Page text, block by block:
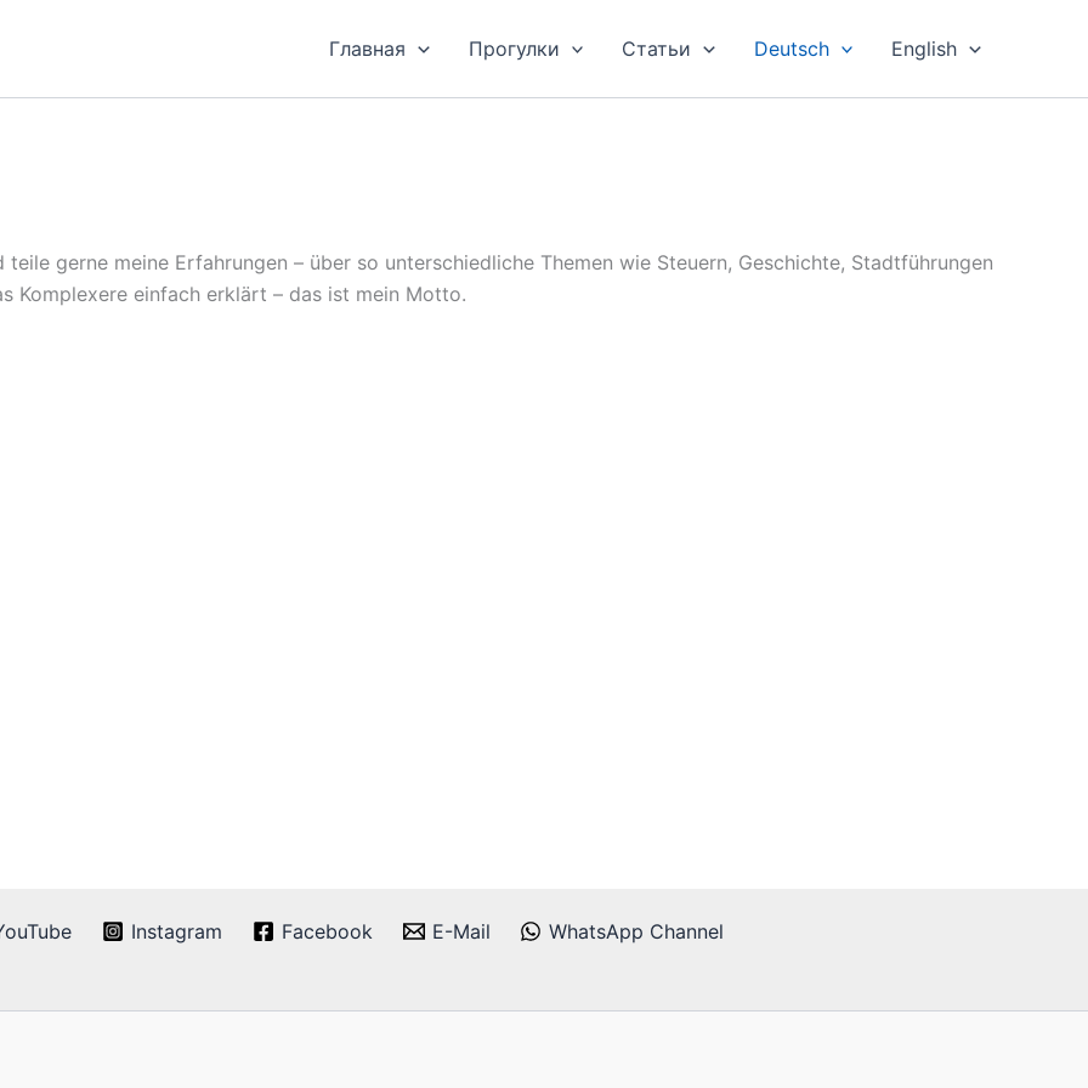
Главная Прогулки Статьи Deutsch English
gerne meine Erfahrungen – über so unterschiedliche Themen wie Steuern, Geschichte, Stadtführungen
Komplexere einfach erklärt – das ist mein Motto.
Instagram Facebook E-Mail WhatsApp Channel